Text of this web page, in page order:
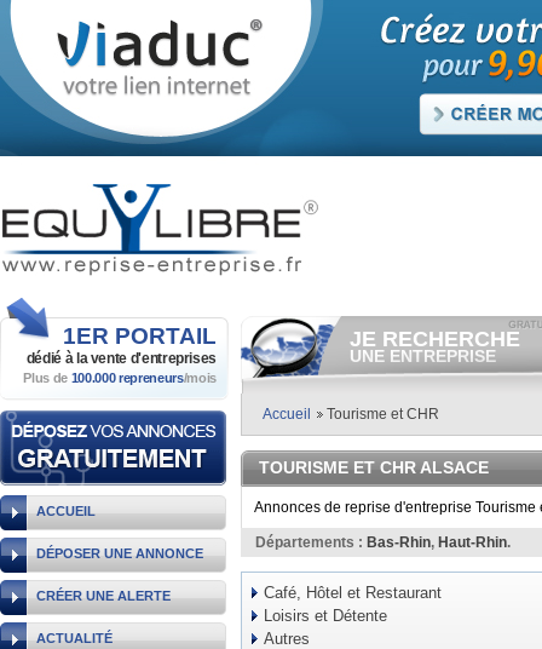
1ER PORTAIL
dédié à la vente d'entreprises
Plus de 100.000 repreneurs/mois
ACCUEIL
DÉPOSER UNE ANNONCE
CRÉER UNE ALERTE
ACTUALITÉ
JE RECHERCHE
UNE ENTREPRISE
Consulter gratuitementles
vendre.
Et/ou déposer
votre recherche d'entreprise.
RECHERCHER UNE
ANNONCE
Accueil Tourisme et CHR
TOURISME ET CHR ALSACE
Annonces de reprise d'entreprise
Départements : Bas-Rhin, Haut-Rhin.
Café, Hôtel et Restaurant
Loisirs et Détente
Autres